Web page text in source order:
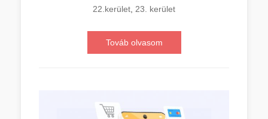
22.kerület 23. kerület
Továb olvasom